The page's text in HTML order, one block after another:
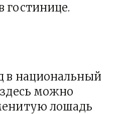
гостинице.
в национальный
можно
лошадь